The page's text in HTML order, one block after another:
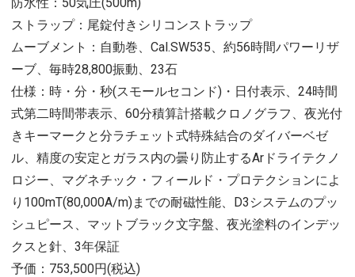
ストラップ：尾錠付きシリコンストラップ
ムーブメント：自動巻、Cal.SW535、約56時間パワーリザ
ーブ、毎時28,800振動、23石
仕様：時・分・秒(スモールセコンド)・日付表示、24時間
式第二時間帯表示、60分積算計搭載クロノグラフ、夜光付
きキーマークと分ラチェット式特殊結合のダイバーベゼ
ル、精度の安定とガラス内の曇り防止するArドライテクノ
ロジー、マグネチック・フィールド・プロテクションによ
り100mT(80,000A/m)までの耐磁性能、D3システムのプッ
シュピース、マットブラック文字盤、夜光塗料のインデッ
クスと針、3年保証
予価：753,500円(税込)